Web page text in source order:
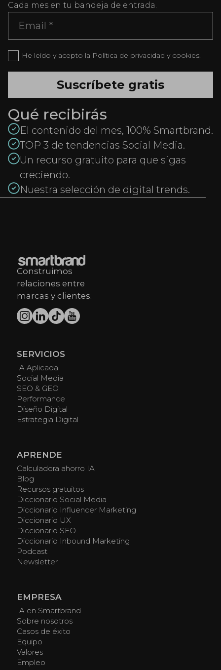
Cada mes en tu bandeja de entrada.
He leído y acepto la Política de privacidad y cookies.
Qué recibirás
El contenido del mes, 100% Smartbrand.
TOP 3 de tendencias Social Media.
Un recurso gratuito para que sigas
creciendo.
Nuestra selección de digital trends.
Construimos
relaciones entre
marcas y clientes.
SERVICIOS
IA Aplicada
Social Media
SEO & GEO
Performance
Diseño Digital
Estrategia Digital
APRENDE
Calculadora ahorro IA
Blog
Recursos gratuitos
Diccionario Social Media
Diccionario Influencer Marketing
Diccionario UX
Diccionario SEO
Diccionario Inbound Marketing
Podcast
Newsletter
EMPRESA
IA en Smartbrand
Sobre nosotros
Casos de éxito
Equipo
Valores
Empleo